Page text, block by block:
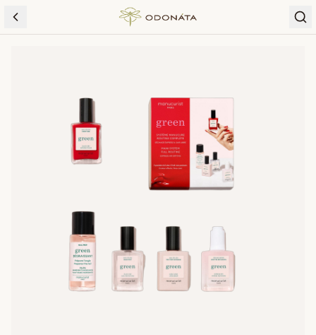
Skip to content